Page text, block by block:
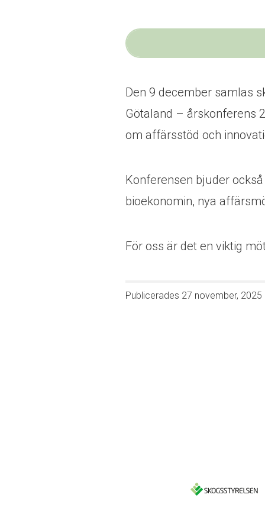
Den 9 december samlas
Götaland – årskonferens
om affärsstöd och
Konferensen bjuder
bioekonomin, nya
För oss är det en viktig
Publicerades 27 november, 2025